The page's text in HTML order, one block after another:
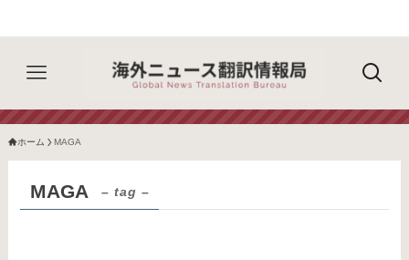
ホーム MAGA
MAGA – tag –